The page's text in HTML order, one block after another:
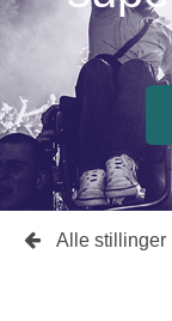
Alle stillinger